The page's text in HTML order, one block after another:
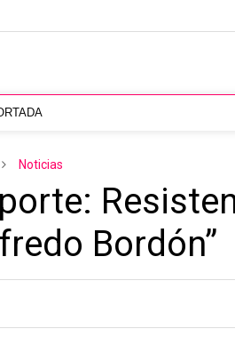
Noticias
Bordón”